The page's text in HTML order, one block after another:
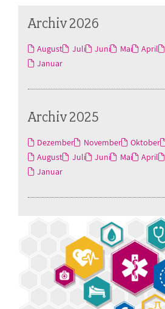
Archiv 2026
August Juli Juni Mai April
Januar
Archiv 2025
Dezember November Oktober
August
Juli Juni Mai April
Januar